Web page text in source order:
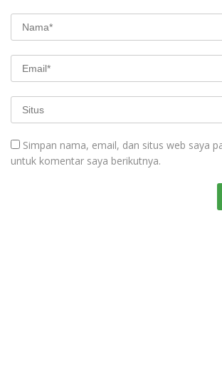
Simpan nama, email, dan situs web saya
untuk komentar saya berikutnya.